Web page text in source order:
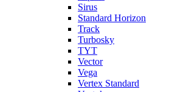
Sirus
Standard Horizon
Track
Turbosky
TYT
Vector
Vega
Vertex Standard